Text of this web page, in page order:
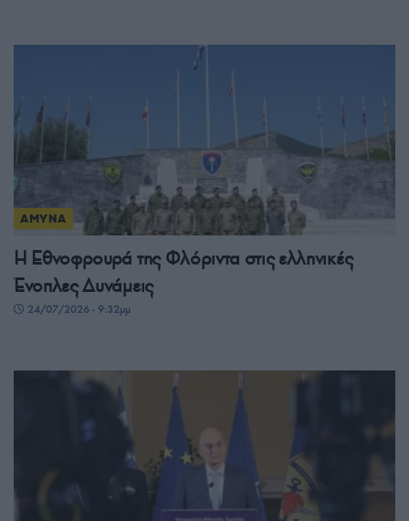
ΑΜΥΝΑ
Η Εθνοφρουρά της Φλόριντα στις ελληνικές
Ένοπλες Δυνάμεις
24/07/2026 - 9:32μμ